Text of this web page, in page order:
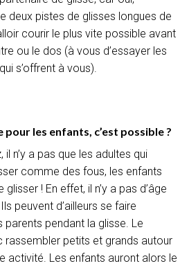
deux pistes de glisses longues de
courir le plus vite possible avant
ou le dos (à vous d’essayer les
s’offrent à vous)
pour les enfants, c’est possible ?
n’y a pas que les adultes qui
comme des fous, les enfants
glisser ! En effet, il n’y a pas d’âge
Ils peuvent d’ailleurs se faire
pendant la glisse. Le
rassembler petits et grands autour
activité. Les enfants auront alors le